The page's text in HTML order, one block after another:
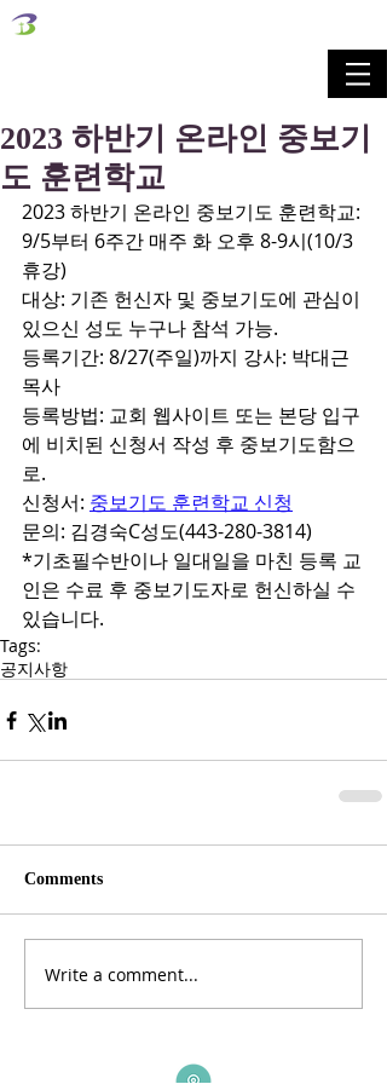
2023 하반기 온라인 중보기
도 훈련학교
2023 하반기 온라인 중보기도 훈련학교:
9/5부터 6주간 매주 화 오후 8-9시(10/3
휴강)
대상: 기존 헌신자 및 중보기도에 관심이
있으신 성도 누구나 참석 가능.
등록기간: 8/27(주일)까지 강사: 박대근
목사
등록방법: 교회 웹사이트 또는 본당 입구
에 비치된 신청서 작성 후 중보기도함으
로.
신청서: 중보기도 훈련학교 신청
문의: 김경숙C성도(443-280-3814)
*기초필수반이나 일대일을 마친 등록 교
인은 수료 후 중보기도자로 헌신하실 수
있습니다.
Tags:
공지사항
Comments
Write a comment...